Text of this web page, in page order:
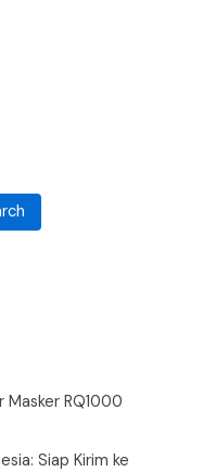
RQ1000
Siap Kirim ke